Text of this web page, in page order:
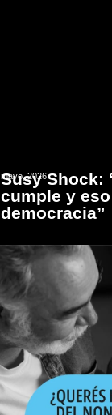
mayo, 2026
Susy Shock:
cumple y
democracia”